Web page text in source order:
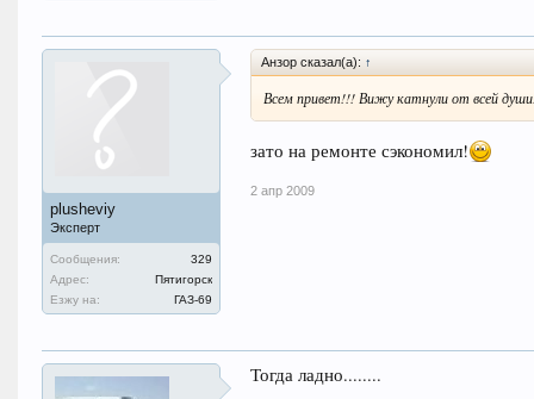
plusheviy
Эксперт
Сообщения:
329
Адрес:
Пятигорск
Езжу на:
ГАЗ-69
Анзор сказал(а): ↑
Всем привет!!! Вижу катнули от всей
зато на ремонте сэкономил!
2 апр 2009
Тогда ладно........